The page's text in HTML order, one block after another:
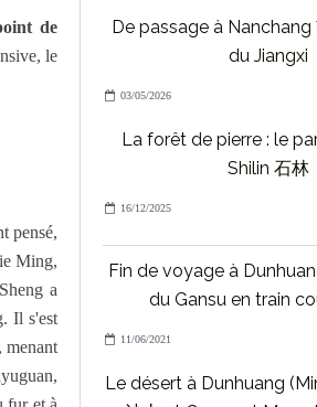
de
le
pensé,
Ming,
a
Il s'est
menant
De passage à Nanchang
du Jiangxi
03/05/2026
La forêt de pierre : le
Shilin 石林
16/12/2025
Fin de voyage à
du Gansu en train
11/06/2021
Le désert à Dunhuang